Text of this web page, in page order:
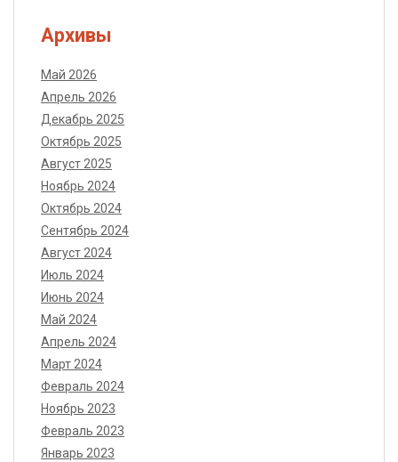
Архивы
Май 2026
Апрель 2026
Декабрь 2025
Октябрь 2025
Август 2025
Ноябрь 2024
Октябрь 2024
Сентябрь 2024
Август 2024
Июль 2024
Июнь 2024
Май 2024
Апрель 2024
Март 2024
Февраль 2024
Ноябрь 2023
Февраль 2023
Январь 2023